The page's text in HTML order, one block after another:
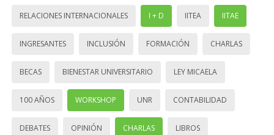
RELACIONES INTERNACIONALES I + D IITEA IITAE
INGRESANTES INCLUSIÓN FORMACIÓN CHARLAS
BECAS BIENESTAR UNIVERSITARIO LEY MICAELA
100 AÑOS WORKSHOP UNR CONTABILIDAD
DEBATES OPINIÓN CHARLAS LIBROS